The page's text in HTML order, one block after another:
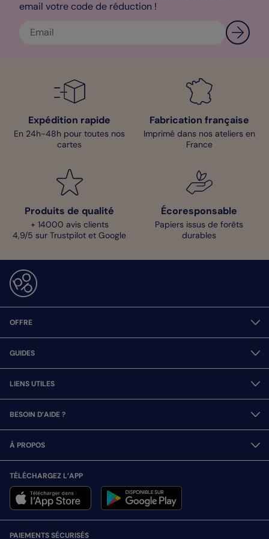
email votre code de réduction !
Expédition rapide
En 24h-48h pour toutes nos
cartes
Fabrication française
Imprimé dans nos ateliers en
France
Produits de qualité
+ 14000 avis clients
4,9/5 sur Trustpilot et Google
Écoresponsable
Papiers issus de forêts
durables
OFFRE
GUIDES
LIENS UTILES
BESOIN D’AIDE ?
À PROPOS
TÉLÉCHARGEZ L’APP
PAIEMENTS SÉCURISÉS